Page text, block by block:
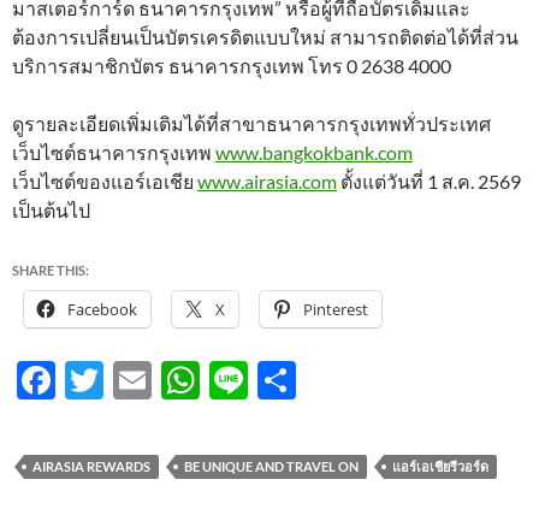
มาสเตอร์การ์ด ธนาคารกรุงเทพ” หรือผู้ที่ถือบัตรเดิมและ
ต้องการเปลี่ยนเป็นบัตรเครดิตแบบใหม่ สามารถติดต่อได้ที่ส่วน
บริการสมาชิกบัตร ธนาคารกรุงเทพ โทร 0 2638 4000
ดูรายละเอียดเพิ่มเติมได้ที่สาขาธนาคารกรุงเทพทั่วประเทศ
เว็บไซต์ธนาคารกรุงเทพ www.bangkokbank.com
เว็บไซต์ของแอร์เอเชีย www.airasia.com ตั้งแต่วันที่ 1 ส.ค. 2569
เป็นต้นไป
SHARE THIS:
Facebook X Pinterest
F
e
T
itt
E
ail
W
at
Li
e ar
AIRASIA REWARDS BE UNIQUE AND TRAVEL ON แอร์เอเชียรีวอร์ด